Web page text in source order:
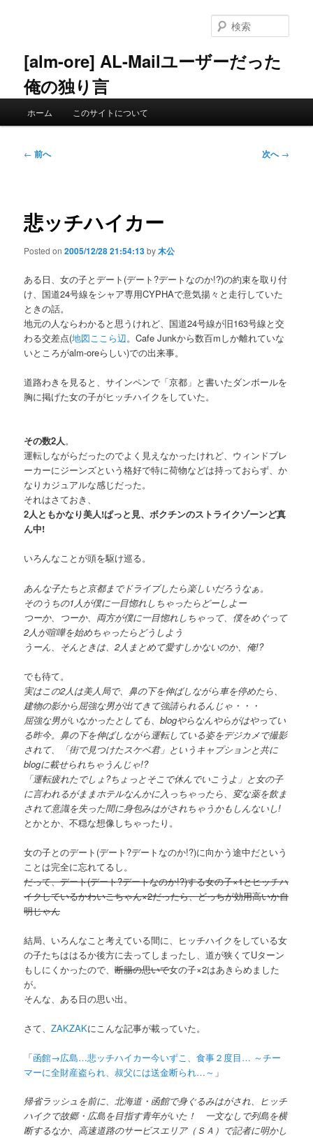
ン
へ
[alm-ore] AL-Mailユーザーだった
俺の独り言
索
ホーム このサイトについて
投
ゲ
ー
ョ
← 前へ 次へ→
悲ッチハイカー
Posted on2005/12/28 21:54:13by木公
ある日、女の子とデート(デート?デートなのか!?)の約束を取り付
け、国道24号線をシャア専用CYPHAで意気揚々と走行していた
ときの話。
地元の人ならわかると思うけれど、国道24号線が旧163号線と交
わる交差点(地図ここら辺。Cafe Junkから数百mしか離れていな
いところがalm-oreらしい)での出来事。
道路わきを見ると、サインペンで「京都」と書いたダンボールを
胸に掲げた女の子がヒッチハイクをしていた。
その数2人。
運転しながらだったのでよく見えなかったけれど、ウィンドブレ
ーカーにジーンズという格好で特に荷物などは持っておらず、か
なりカジュアルな感じだった。
それはさておき、
2人ともかなり美人!ぱっと見、ボクチンのストライクゾーンど真
ん中!
いろんなことが頭を駆け巡る。
あんな子たちと京都までドライブしたら楽しいだろうなぁ。
そのうちの1人が僕に一目惚れしちゃったらどーしよー
つーか、つーか、両方が僕に一目惚れしちゃって、僕をめぐって
2人が喧嘩を始めちゃったらどうしよう
うーん、そんときは、2人まとめて愛すしかないのか、俺!?
でも待て。
実はこの2人は美人局で、鼻の下を伸ばしながら車を停めたら、
建物の影から屈強な男が出てきて強請られるんじゃ・・・
屈強な男がいなかったとしても、blogやらなんやらがはやってい
る昨今。鼻の下を伸ばしながら運転している姿をデジカメで撮影
されて、「街で見つけたスケベ君」というキャプションと共に
blogに載せられちゃうんじゃ!?
「運転疲れたでしょ?ちょっとそこで休んでいこうよ」と女の子
に言われるがままホテルなんかに入っちゃったら、変な薬を飲ま
されて意識を失った間に身包みはがされちゃうかもしんないし!
とかとか、不穏な想像しちゃったり。
女の子とのデート(デート?デートなのか!?)に向かう途中だという
ことは完全に忘れてるし。
だって、デート(デート?デートなのか!?)する女の子×1とヒッチハ
イクしているかわいこちゃん×2だったら、どっちが効用高いか自
明じゃん
結局、いろんなこと考えている間に、ヒッチハイクをしている女
の子たちははるか後方に去ってしまったし、道が狭くてUターン
もしにくかったので、断腸の思いで女の子×2はあきらめました
が。
そんな、ある日の思い出。
さて、ZAKZAKにこんな記事が載っていた。
「函館→広島…悲ッチハイカー今いずこ、食事２度目… ～チー
マーに全財産盗られ、叔父には送金断られ…～ 」
帰省ラッシュを前に、北海道・函館で身ぐるみはがされ、ヒッチ
ハイクで故郷・広島を目指す青年がいた！ 一文なしで列島を横
断するなか、高速道路のサービスエリア（ＳＡ）で記者に明かし